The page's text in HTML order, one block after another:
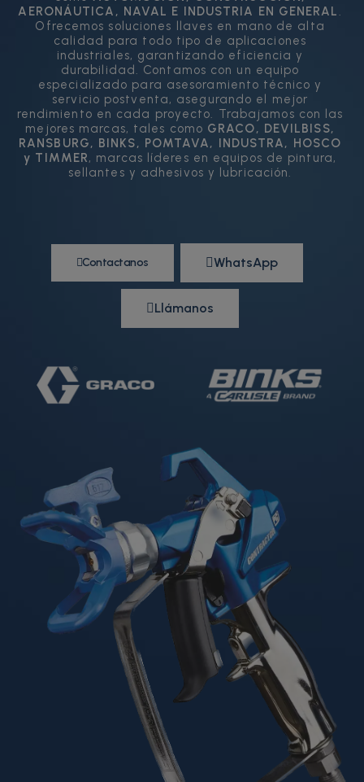
AERONÁUTICA, NAVAL E INDUSTRIA EN GENERAL.
Ofrecemos soluciones llaves en mano de alta
calidad para todo tipo de aplicaciones
industriales, garantizando eficiencia y
durabilidad. Contamos con un equipo
especializado para asesoramiento técnico y
servicio postventa, asegurando el mejor
rendimiento en cada proyecto. Trabajamos con las
mejores marcas, tales como GRACO, DEVILBISS,
RANSBURG, BINKS, POMTAVA, INDUSTRA, HOSCO
y TIMMER, marcas líderes en equipos de pintura,
sellantes y adhesivos y lubricación.
Contactanos WhatsApp
Llámanos